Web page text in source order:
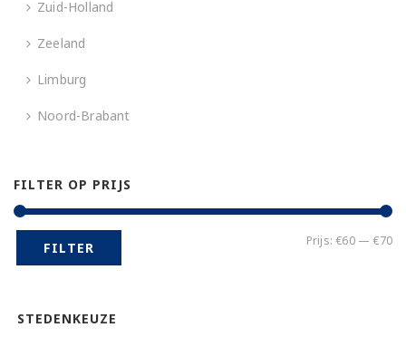
Zuid-Holland
Zeeland
Limburg
Noord-Brabant
FILTER OP PRIJS
FILTER Prijs:€60—€70
STEDENKEUZE